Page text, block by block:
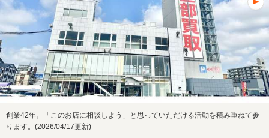
創業42年。「このお店に相談しよう」と思っていただける活動を積み重ねて参
ります。(2026/04/17更新)